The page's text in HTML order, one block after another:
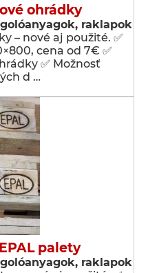
ohrádky
raklapok
– nové aj použité. ✅
cena od 7€ ✅
✅ Možnosť
d …
palety
raklapok